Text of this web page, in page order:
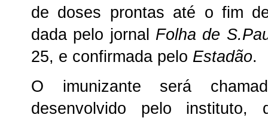
de doses prontas até o fim
dada pelo jornal Folha de
25, e confirmada pelo Estadão.
O imunizante será
desenvolvido pelo instituto,